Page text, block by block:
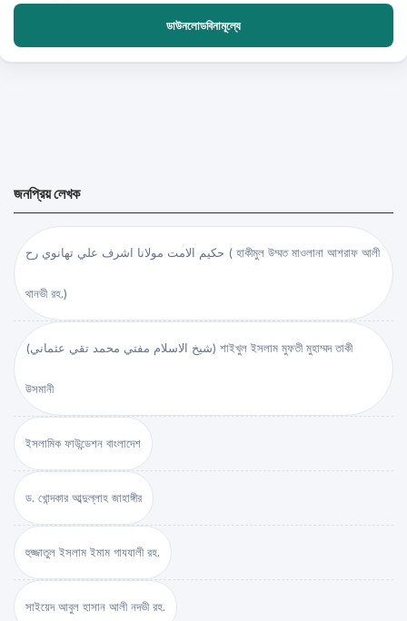
ডাউনলোডবিনামূল্যে
জনপ্রিয় লেখক
حكيم الامت مولانا اشرف علي تهانوي رح ( হাকীমুল উম্মত মাওলানা আশরাফ আলী
থানভী রহ.)
(شيخ الاسلام مفتي محمد تقي عثماني) শাইখুল ইসলাম মুফতী মুহাম্মদ তাকী
উসমানী
ইসলামিক ফাউন্ডেশন বাংলাদেশ
ড. খোন্দকার আব্দুল্লাহ জাহাঙ্গীর
হুজ্জাতুল ইসলাম ইমাম গাযযালী রহ.
সাইয়েদ আবুল হাসান আলী নদভী রহ.